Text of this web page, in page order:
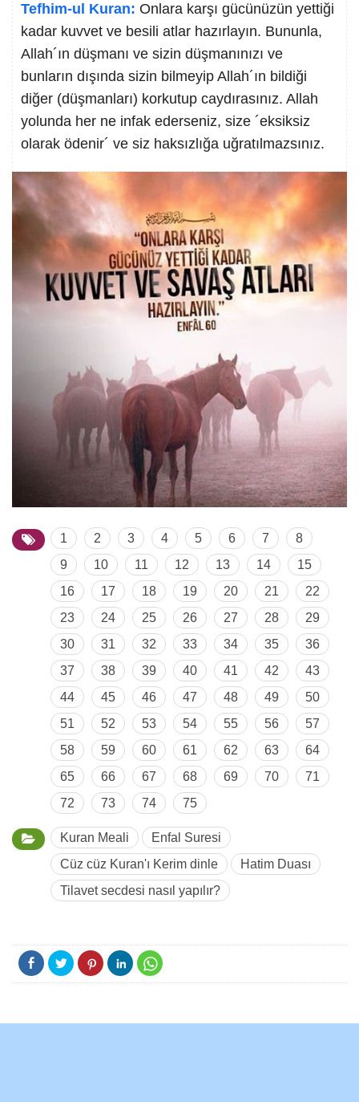
Tefhim-ul Kuran: Onlara karşı gücünüzün yettiği
kadar kuvvet ve besili atlar hazırlayın. Bununla,
Allah´ın düşmanı ve sizin düşmanınızı ve
bunların dışında sizin bilmeyip Allah´ın bildiği
diğer (düşmanları) korkutup caydırasınız. Allah
yolunda her ne infak ederseniz, size ´eksiksiz
olarak ödenir´ ve siz haksızlığa uğratılmazsınız.
1 2 3 4 5 6 7
8
9
10 11 12 13 14
15
16
17 18 19 20 21
22
23
24 25 26 27 28
29
30
31 32 33 34 35
36
37
38 39 40 41 42
43
44
45 46 47 48 49
50
51
52 53 54 55 56
57
58
59 60 61 62 63
64
65
66 67 68 69 70
71
72
73 74 75
Kuran Meali
Enfal Suresi
Cüz cüz Kuran'ı Kerim dinle
Hatim Duası
Tilavet secdesi nasıl yapılır?